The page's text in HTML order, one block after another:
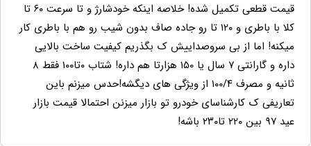
قیمت قطعی تکمیل شده! خلاصه اینکه خودشارژ و تا سرعت ۶۰ تا
کلا با باطری و ۱۲۰ تا رو جاده صاف بدون شیب رو هم با باطری کار
میکنه! اما از بی سروصداییش ک بگذریم کیفیت ساخت بالایی
داره و گارانتی ۷ سال یا ۱۵۰ هزارتا هم داره! شتاب ۰تا۱۰۰ فقط ۸
ثانیه و مصرف ۱۰۰/۴ از ویژگی های دیگشه!حدس میزنم باین
تعاریفی ک کارشناسای خودرو تو بازار میزنن احتمالا قیمت بازار
عید ۹۷ بین ۲۲۰ تا۲۳۰ باشه!